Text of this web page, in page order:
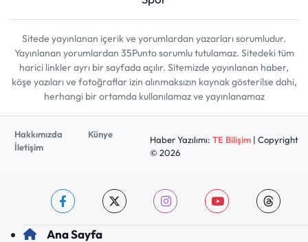
Sitede yayınlanan içerik ve yorumlardan yazarları sorumludur.
Yayınlanan yorumlardan 35Punto sorumlu tutulamaz. Sitedeki tüm
harici linkler ayrı bir sayfada açılır. Sitemizde yayınlanan haber,
köşe yazıları ve fotoğraflar izin alınmaksızın kaynak gösterilse dahi,
herhangi bir ortamda kullanılamaz ve yayınlanamaz
Hakkımızda
Künye
İletişim
Haber Yazılımı: TE Bilişim| Copyright
© 2026
Ana Sayfa